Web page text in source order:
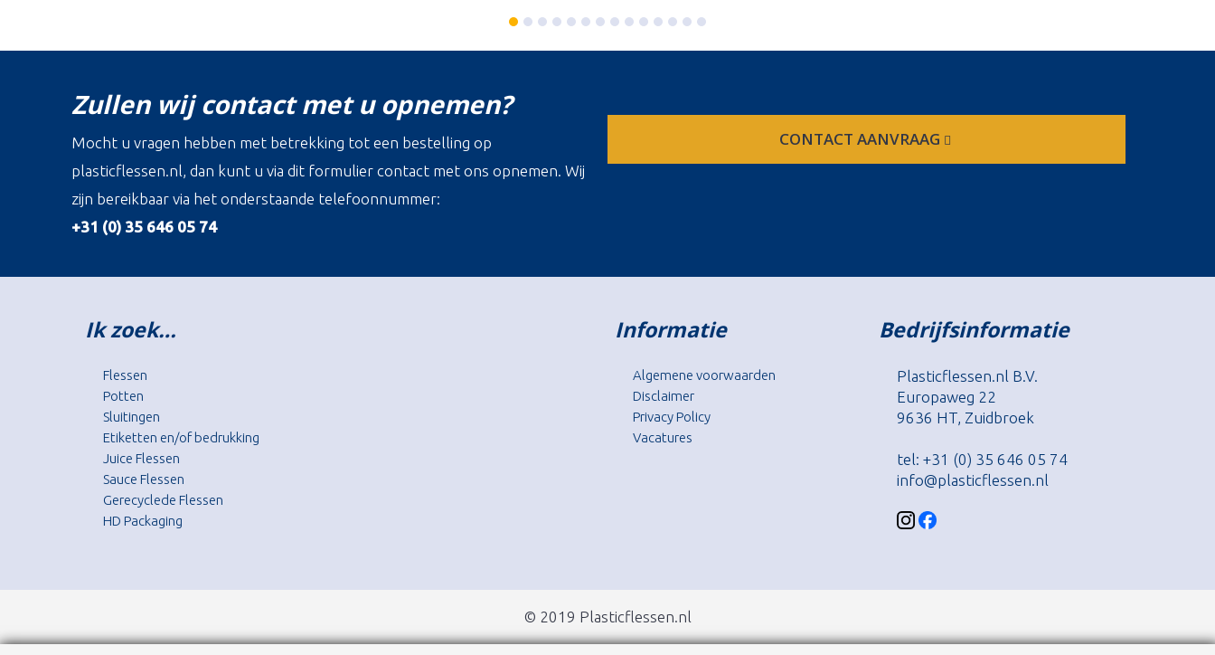
Zullen wij contact met u opnemen?
Mocht u vragen hebben met betrekking tot een bestelling op
plasticflessen.nl, dan kunt u via dit formulier contact met ons opnemen. Wij
zijn bereikbaar via het onderstaande telefoonnummer:
+31 (0) 35 646 05 74
CONTACT AANVRAAG
Ik zoek…
Flessen
Potten
Sluitingen
Etiketten en/of bedrukking
Juice Flessen
Sauce Flessen
Gerecyclede Flessen
HD Packaging
Informatie
Algemene voorwaarden
Disclaimer
Privacy Policy
Vacatures
Bedrijfsinformatie
Plasticflessen.nl B.V.
Europaweg 22
9636 HT, Zuidbroek
tel: +31 (0) 35 646 05 74
info@plasticflessen.nl
© 2019 Plasticflessen.nl